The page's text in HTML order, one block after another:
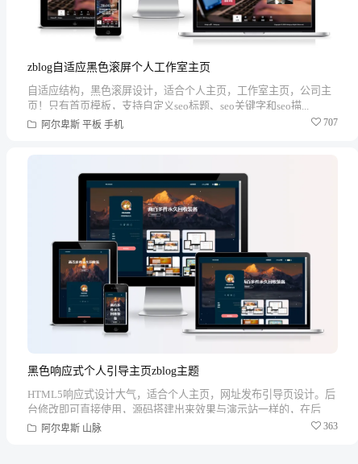
zblog自适应黑色滚屏个人工作室主页
自适应结构，黑色滚屏设计，适合个人主页，工作室主页，公司主
页！只有首页模板，支持自定义seo标题、seo关键字和seo描...
阿尔卑斯 平板 手机 707
黑色响应式个人引导主页zblog主题
HTML5响应式设计大气，适合个人主页，网址发布引导页设计。后
台修改即可直接使用，源码搭建出来效果与演示站一样的，在后
台...阿尔卑斯 山脉 363